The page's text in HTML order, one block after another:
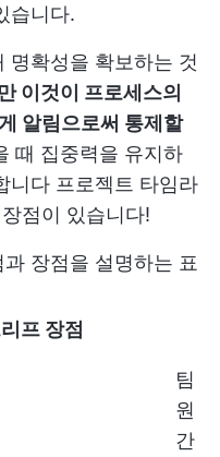
습니다.
명확성을 확보하는 것
이것이 프로세스의
알림으로써 통제할
때 집중력을 유지하
니다 프로젝트 타임라
점이 있습니다!
장점을 설명하는 표
프 장점
팀
원
간